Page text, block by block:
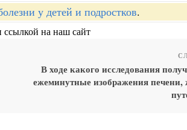
у детей и подростков.
ссылкой на наш сайт
В ходе какого исследования
ежеминутные изображения